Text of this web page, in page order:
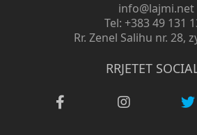
info@lajmi.net
Tel: +383 49 131
Rr. Zenel Salihu nr. 28,
RRJETET